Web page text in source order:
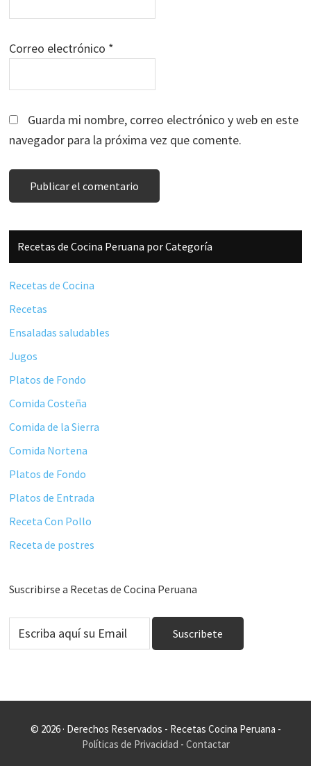
Correo electrónico *
Guarda mi nombre, correo electrónico y web en este
navegador para la próxima vez que comente.
Barra
lateral
principal
Recetas de Cocina Peruana por Categoría
Recetas de Cocina
Recetas
Ensaladas saludables
Jugos
Platos de Fondo
Comida Costeña
Comida de la Sierra
Comida Nortena
Platos de Fondo
Platos de Entrada
Receta Con Pollo
Receta de postres
Suscribirse a Recetas de Cocina Peruana
© 2026 · Derechos Reservados - Recetas Cocina Peruana -
Políticas de Privacidad - Contactar